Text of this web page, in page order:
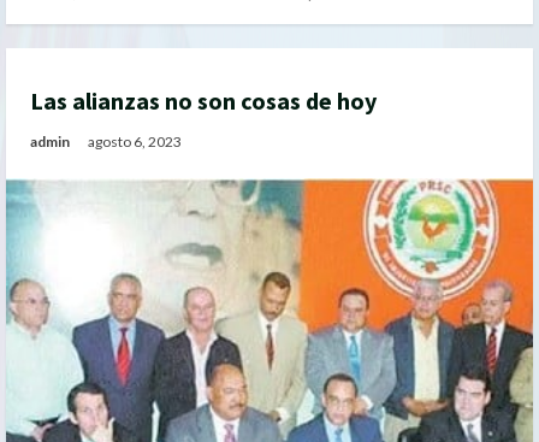
Las alianzas no son cosas de hoy
admin agosto 6, 2023